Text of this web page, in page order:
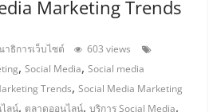
Marketing Trends
าธิการเว็บไซต์
603 views
,Social Media,Social media
Trends,Social Media Marketing
ลน์, ตลาดออนไลน์,บริการ Social Media,